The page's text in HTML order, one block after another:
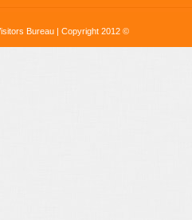
Bureau | Copyright 2012 ©